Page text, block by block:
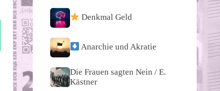
Denkmal Geld
Anarchie und Akratie
Die Frauen sagten Nein / E.
Kästner